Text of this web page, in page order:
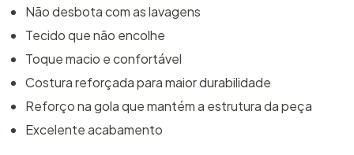
Não desbota com as lavagens
Tecido que não encolhe
Toque macio e confortável
Costura reforçada para maior durabilidade
Reforço na gola que mantém a estrutura da peça
Excelente acabamento